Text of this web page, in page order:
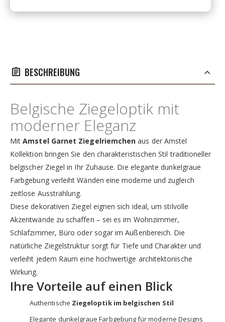
BESCHREIBUNG
Belgische Ziegeloptik mit
moderner Eleganz
MitAmstel Garnet Ziegelriemchen aus der Amstel
Kollektion bringen Sie den charakteristischen Stil traditioneller
belgischer Ziegel in Ihr Zuhause. Die elegante dunkelgraue
Farbgebung verleiht Wänden eine moderne und zugleich
zeitlose Ausstrahlung.
Diese dekorativen Ziegel eignen sich ideal, um stilvolle
Akzentwände zu schaffen – sei es im Wohnzimmer,
Schlafzimmer, Büro oder sogar im Außenbereich. Die
natürliche Ziegelstruktur sorgt für Tiefe und Charakter und
verleiht jedem Raum eine hochwertige architektonische
Wirkung.
Ihre Vorteile auf einen Blick
Authentische Ziegeloptik im belgischen Stil
Elegante dunkelgraue Farbgebung für moderne Designs